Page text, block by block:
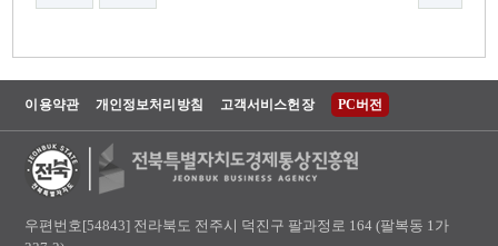
이용약관 개인정보처리방침 고객서비스헌장 PC버전
우편번호[54843] 전라북도 전주시 덕진구 팔과정로 164 (팔복동 1가